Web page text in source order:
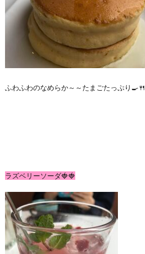
ふわふわのなめらか～～たまごたっぷり🍳🍴
ラズベリーソーダ🍓🍓